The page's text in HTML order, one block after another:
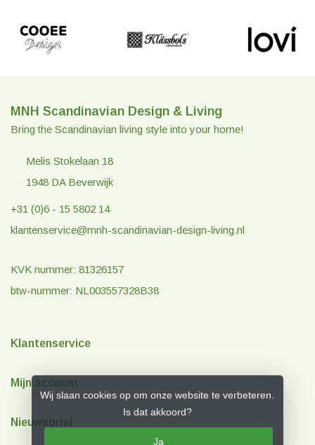
MNH Scandinavian Design & Living
Bring the Scandinavian living style into your home!
Melis Stokelaan 18
1948 DA Beverwijk
+31 (0)6 - 15 5802 14
klantenservice@mnh-scandinavian-design-living.nl
KVK nummer: 81326157
btw-nummer: NL003557328B38
Klantenservice
Mijn account
Nieuwsbrief
Wij slaan cookies op om onze website te verbeteren.
Is dat akkoord?
Ja